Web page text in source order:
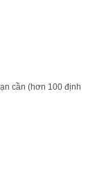
cần (hơn 100 định